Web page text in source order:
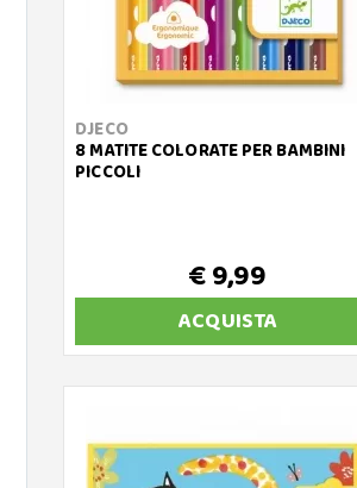
DJECO
8 MATITE COLORATE PER BAMBINI
PICCOLI
€ 9,99
ACQUISTA